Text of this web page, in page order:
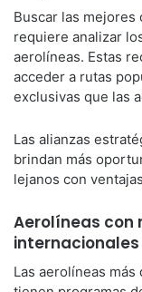
Buscar las
requiere analizar
aerolíneas. Estas
acceder a rutas
exclusivas que las
Las alianzas
brindan más
lejanos con
Aerolíneas con
internacionales
Las aerolíneas